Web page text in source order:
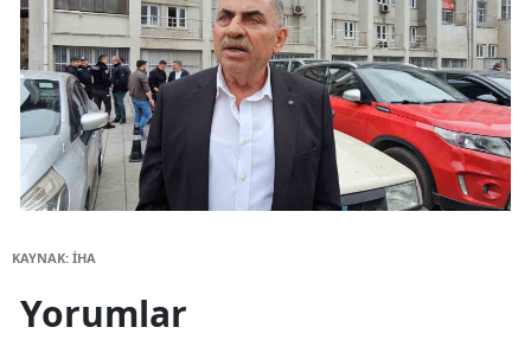
KAYNAK: İHA
Yorumlar